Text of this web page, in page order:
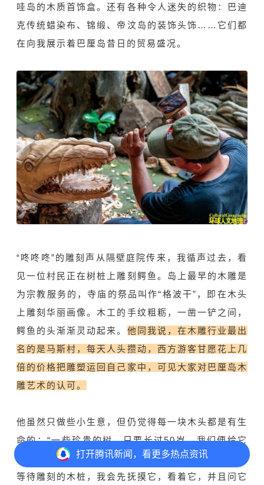
哇岛的木质首饰盒。还有各种令人迷失的织物：巴迪
克传统蜡染布、锦缎、帝汶岛的装饰头饰……它们都
在向我展示着巴厘岛昔日的贸易盛况。
“咚咚咚”的雕刻声从隔壁庭院传来，我循声过去，看
见一位村民正在树桩上雕刻鳄鱼。岛上最早的木雕是
为宗教服务的，寺庙的祭品叫作“格波干”，即在木头
上雕刻华丽画像。木工的手纹粗粝，一凿一铲之间，
鳄鱼的头渐渐灵动起来。 他同我说，在木雕行业最出
名的是马斯村，每天人头攒动，西方游客甘愿花上几
倍的价格把雕塑运回自己家中，可见大家对巴厘岛木
雕艺术的认可。
他虽然只做些小生意，但仍觉得每一块木头都是有生
命的：“一些珍贵的树，只要长过50岁，我们便给它
穿上波棱（两色相间的格子布），不再砍伐。送来的
等待雕刻的木桩，我会先抚摸它，看着它，并且问它
打开腾讯新闻，看更多热点资讯